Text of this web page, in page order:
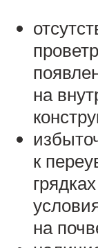
на
к
на